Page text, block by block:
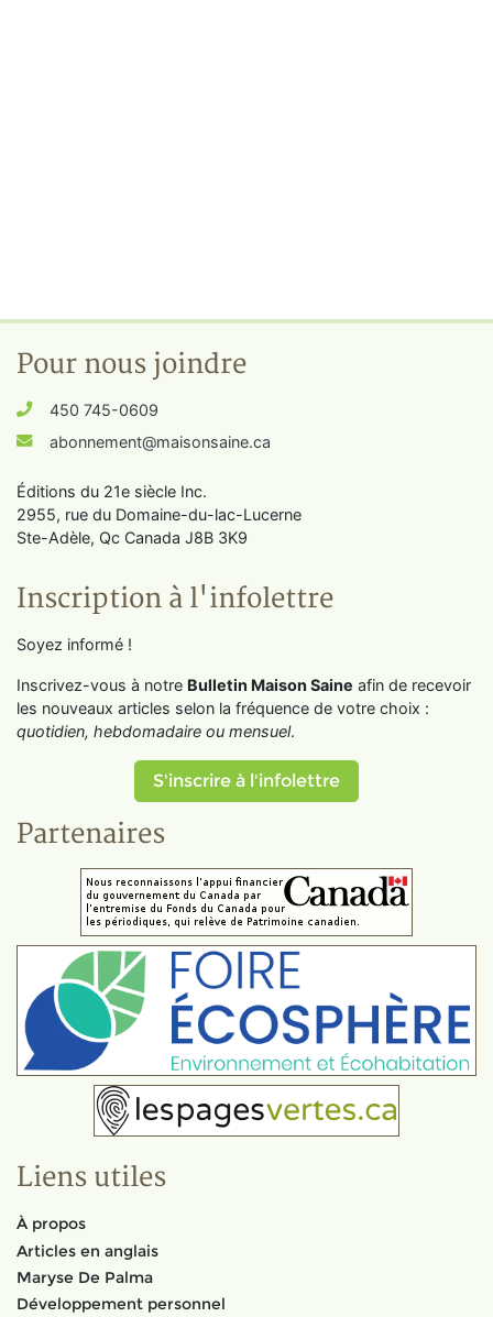
Pour nous joindre
450 745-0609
abonnement@maisonsaine.ca
Éditions du 21e siècle Inc.
2955, rue du Domaine-du-lac-Lucerne
Ste-Adèle, Qc Canada J8B 3K9
Inscription à l'infolettre
Soyez informé !
Inscrivez-vous à notre Bulletin Maison Saine afin de recevoir
les nouveaux articles selon la fréquence de votre choix :
quotidien, hebdomadaire ou mensuel.
S'inscrire à l'infolettre
Partenaires
Liens utiles
À propos
Articles en anglais
Maryse De Palma
Développement personnel